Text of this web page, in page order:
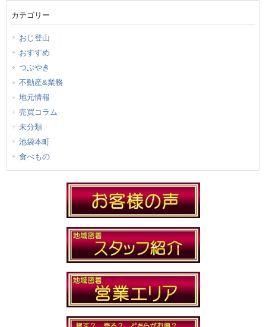
カテゴリー
おじ登山
おすすめ
つぶやき
不動産&業務
地元情報
売買コラム
未分類
池袋本町
食べもの